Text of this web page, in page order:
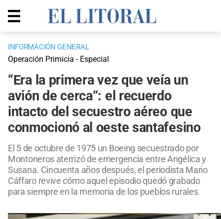
INFORMACIÓN GENERAL
Operación Primicia - Especial
“Era la primera vez que veía un
avión de cerca”: el recuerdo
intacto del secuestro aéreo que
conmocionó al oeste santafesino
El 5 de octubre de 1975 un Boeing secuestrado por
Montoneros aterrizó de emergencia entre Angélica y
Susana. Cincuenta años después, el periodista Mario
Cáffaro revive cómo aquel episodio quedó grabado
para siempre en la memoria de los pueblos rurales.